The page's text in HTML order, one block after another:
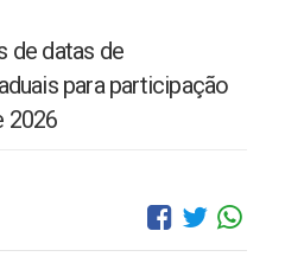
de datas de
para participação
2026